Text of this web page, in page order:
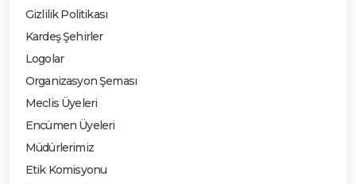
Gizlilik Politikası
Kardeş Şehirler
Logolar
Organizasyon Şeması
Meclis Üyeleri
Encümen Üyeleri
Müdürlerimiz
Etik Komisyonu